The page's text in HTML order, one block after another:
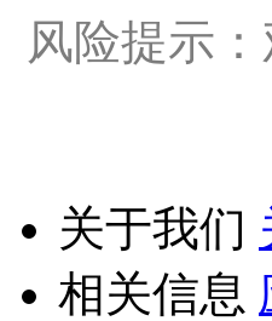
风险提示
关于我们
相关信息